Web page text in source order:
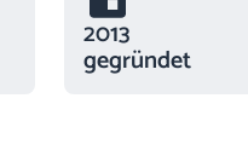
2013
gegründet